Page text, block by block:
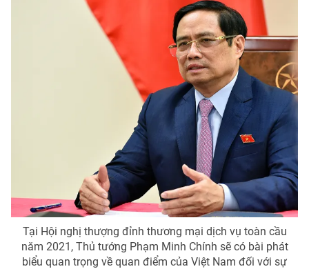
Chất lượng cuộc sống
Hitech Công nghệ tương lai
Chuyên mục khác
Emagazine Podcast
Photo Infographic
Tại Hội nghị thượng đỉnh thương mại dịch vụ toàn cầu
năm 2021, Thủ tướng Phạm Minh Chính sẽ có bài phát
biểu quan trọng về quan điểm của Việt Nam đối với sự